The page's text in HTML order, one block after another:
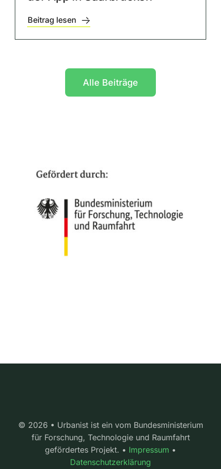
Beitrag lesen
Alle Beiträge
© 2026 • Urbanist ist ein vom Bundesministerium
für Forschung, Technologie und Raumfahrt
gefördertes Projekt. • Impressum •
Datenschutzerklärung